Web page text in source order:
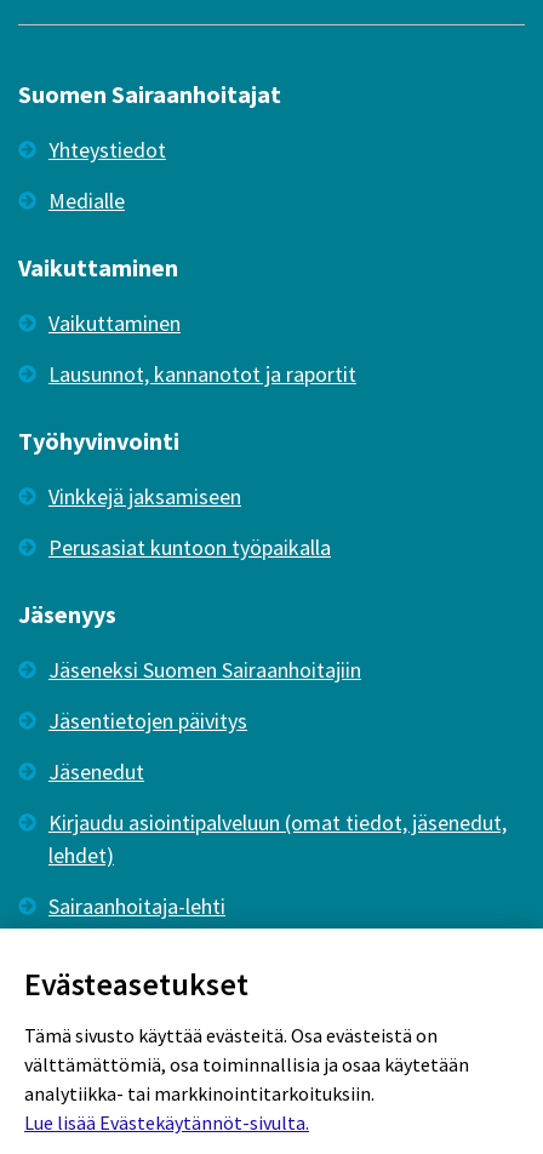
Suomen Sairaanhoitajat
Yhteystiedot
Medialle
Vaikuttaminen
Vaikuttaminen
Lausunnot, kannanotot ja raportit
Työhyvinvointi
Vinkkejä jaksamiseen
Perusasiat kuntoon työpaikalla
Jäsenyys
Jäseneksi Suomen Sairaanhoitajiin
Jäsentietojen päivitys
Jäsenedut
Kirjaudu asiointipalveluun (omat tiedot, jäsenedut,
lehdet)
Sairaanhoitaja-lehti
Evästeasetukset
Tämä sivusto käyttää evästeitä. Osa evästeistä on
välttämättömiä, osa toiminnallisia ja osaa käytetään
analytiikka- tai markkinointitarkoituksiin.
Lue lisää Evästekäytännöt-sivulta.